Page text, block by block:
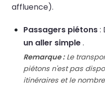
affluence).
Passagers piétons:
un aller simple.
Remarque :Le
piétons n'est pas
itinéraires et le